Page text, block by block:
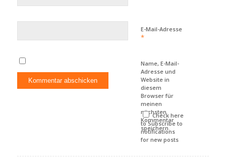
E-Mail-Adresse
*
Name, E-Mail-
Adresse und
Website in
diesem
Browser für
meinen
nächsten
Kommentar
speichern.
Check here
to Subscribe to
notifications
for new posts